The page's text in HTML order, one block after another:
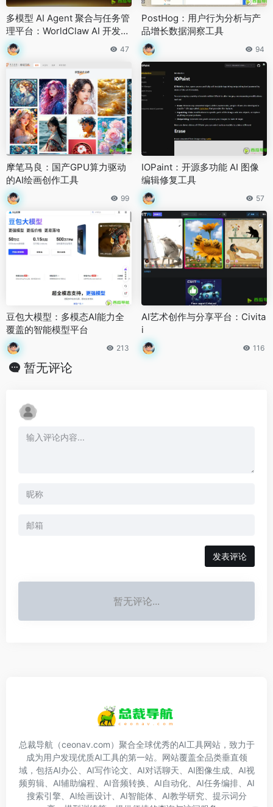
多模型 AI Agent 聚合与任务管
理平台：WorldClaw AI 开发与
生活助手
47
PostHog：用户行为分析与产
品增长数据洞察工具
94
摩笔马良：国产GPU算力驱动
的AI绘画创作工具
99
IOPaint：开源多功能 AI 图像
编辑修复工具
57
豆包大模型：多模态AI能力全
覆盖的智能模型平台
213
AI艺术创作与分享平台：Civita
i
116
暂无评论
发表评论
暂无评论...
总裁导航（ceonav.com）聚合全球优秀的AI工具网站，致力于
成为用户发现优质AI工具的第一站。网站覆盖全品类垂直领
域，包括AI办公、AI写作论文、AI对话聊天、AI图像生成、AI视
频剪辑、AI辅助编程、AI音频转换、AI自动化、AI任务编排、AI
搜索引擎、AI绘画设计、AI智能体、AI教学研究、提示词分